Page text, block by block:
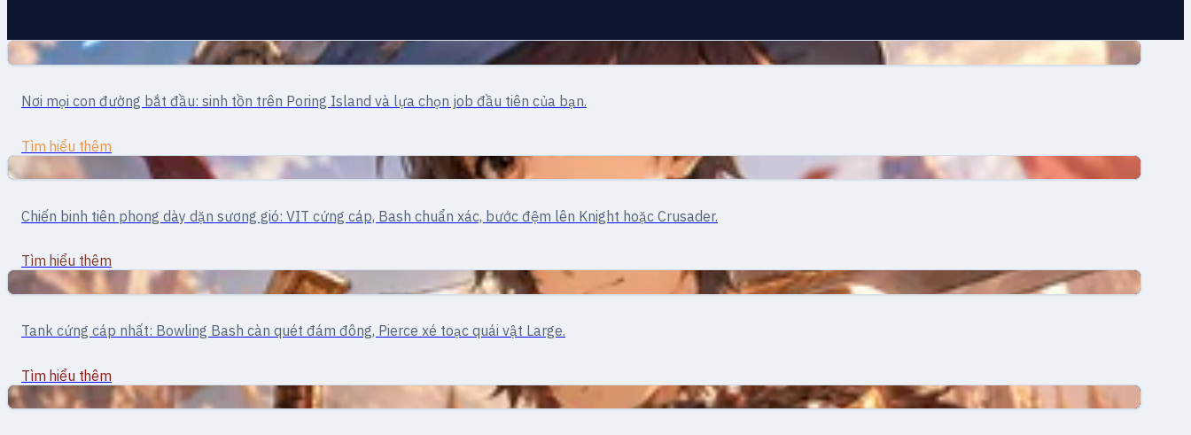
Cận chiến
Novice
Nơi mọi con đường bắt đầu: sinh tồn trên Poring Island và lựa chọn job đầu tiên của bạn.
Tìm hiểu thêm
Swordman
Chiến binh tiên phong dày dặn sương gió: VIT cứng cáp, Bash chuẩn xác, bước đệm lên Knight hoặc Crusader.
Tìm hiểu thêm
Cận chiến
Knight
Tank cứng cáp nhất: Bowling Bash càn quét đám đông, Pierce xé toạc quái vật Large.
Tìm hiểu thêm
Cận chiến